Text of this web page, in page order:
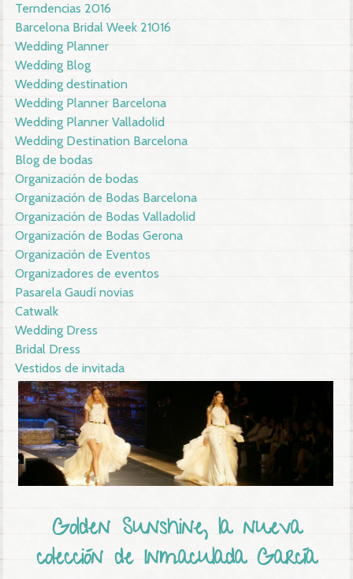
Terndencias 2016
Barcelona Bridal Week 21016
Wedding Planner
Wedding Blog
Wedding destination
Wedding Planner Barcelona
Wedding Planner Valladolid
Wedding Destination Barcelona
Blog de bodas
Organización de bodas
Organización de Bodas Barcelona
Organización de Bodas Valladolid
Organización de Bodas Gerona
Organización de Eventos
Organizadores de eventos
Pasarela Gaudí novias
Catwalk
Wedding Dress
Bridal Dress
Vestidos de invitada
Golden Sunshine, la nueva
colección de Inmaculada García